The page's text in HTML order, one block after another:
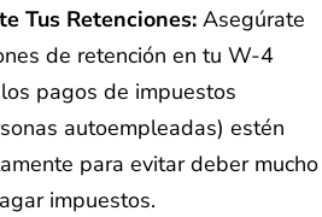
Tus Retenciones: Asegúrate
de retención en tu W-4
pagos de impuestos
autoempleadas) estén
para evitar deber mucho
impuestos.